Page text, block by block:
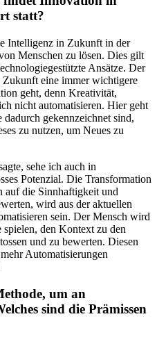
statt?
Intelligenz in Zukunft in der
Menschen zu lösen. Dies gilt
Ansätze. Der
eine immer wichtigere
geht, denn Kreativität,
nicht automatisieren. Hier geht
dadurch gekennzeichnet sind,
zu nutzen, um Neues zu
sehe ich auch in
Potenzial. Die Transformation
auf die Sinnhaftigkeit und
wird aus der aktuellen
sein. Der Mensch wird
den Kontext zu den
und zu bewerten. Diesen
Automatisierungen
um an
sind die Prämissen